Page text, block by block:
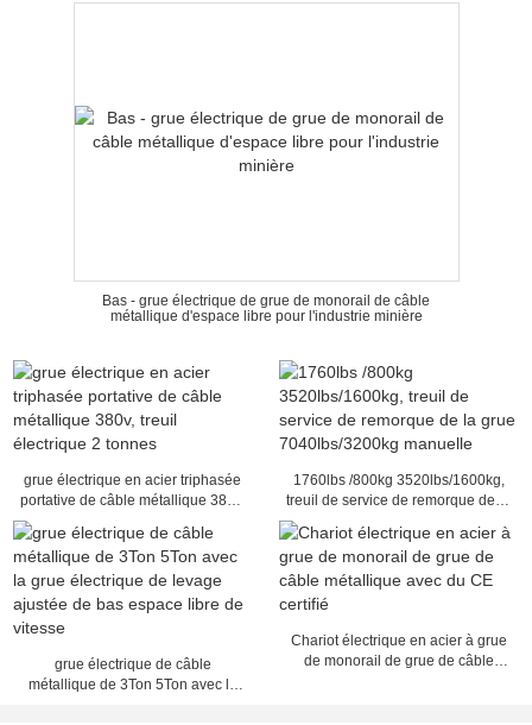
Bas - grue électrique de grue de monorail de câble
métallique d'espace libre pour l'industrie minière
grue électrique en acier triphasée
portative de câble métallique 380v,
1760lbs /800kg 3520lbs/1600kg,
treuil de service de remorque de la
grue électrique de câble
métallique de 3Ton 5Ton avec la
Chariot électrique en acier à grue
de monorail de grue de câble